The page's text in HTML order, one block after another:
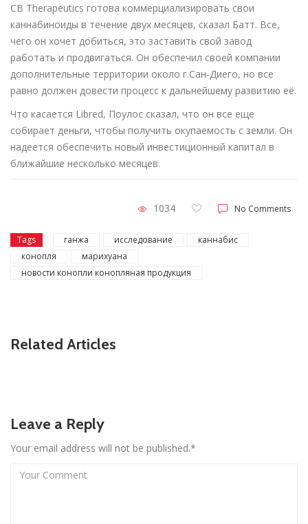
CB Therapeutics готова коммерциализировать свои
каннабиноиды в течение двух месяцев, сказал Батт. Все,
чего он хочет добиться, это заставить свой завод
работать и продвигаться. Он обеспечил своей компании
дополнительные территории около г.Сан-Диего, но все
равно должен довести процесс к дальнейшему развитию её.
Что касается Libred, Поулос сказал, что он все еще
собирает деньги, чтобы получить окупаемость с земли. Он
надеется обеспечить новый инвестиционный капитал в
ближайшие несколько месяцев.
1034 No Comments
Tags ганжа исследование
каннабис
конопля
марихуана
новости конопли конопляная продукция
Related Articles
Leave a Reply
Your email address will not be published.*